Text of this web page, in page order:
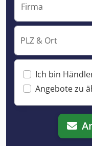
Firma
PLZ & Ort
Ich bin
Angebote zu